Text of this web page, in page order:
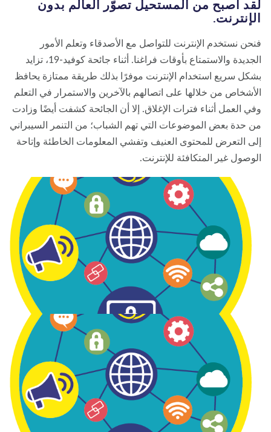
معلومات عنا
أصبح من المستحيل تصوّر العالم بدون
نستخدم الإنترنت للتواصل مع الأصدقاء وتعلم الأمور
الجديدة والاستمتاع بأوقات فراغنا. أثناء جائحة كوفيد-19، تزايد
سريع استخدام الإنترنت موفرًا بذلك طريقة ممتازة يحافظ
من خلالها على اتصالهم بالآخرين والاستمرار في التعلم
العمل أثناء فترات الإغلاق. إلا أن الجائحة كشفت أيضًا وزادت
حدة بعض الموضوعات التي تهم الشباب؛ من التنمر السيبراني
التعرض للمحتوى العنيف وتفشي المعلومات الخاطئة وإتاحة
غير المتكافئة للإنترنت.